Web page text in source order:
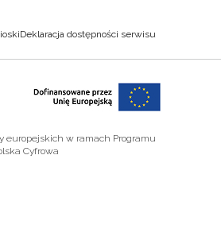
Deklaracja dostępności serwisu
europejskich w ramach Programu
Cyfrowa